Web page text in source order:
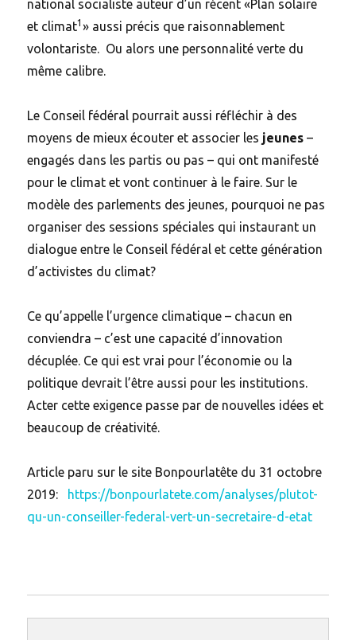
national socialiste auteur d’un récent «Plan solaire
et climat1» aussi précis que raisonnablement
volontariste. Ou alors une personnalité verte du
même calibre.
Le Conseil fédéral pourrait aussi réfléchir à des
moyens de mieux écouter et associer les jeunes –
engagés dans les partis ou pas – qui ont manifesté
pour le climat et vont continuer à le faire. Sur le
modèle des parlements des jeunes, pourquoi ne pas
organiser des sessions spéciales qui instaurant un
dialogue entre le Conseil fédéral et cette génération
d’activistes du climat?
Ce qu’appelle l’urgence climatique – chacun en
conviendra – c’est une capacité d’innovation
décuplée. Ce qui est vrai pour l’économie ou la
politique devrait l’être aussi pour les institutions.
Acter cette exigence passe par de nouvelles idées et
beaucoup de créativité.
Article paru sur le site Bonpourlatête du 31 octobre
2019: https://bonpourlatete.com/analyses/plutot-
qu-un-conseiller-federal-vert-un-secretaire-d-etat